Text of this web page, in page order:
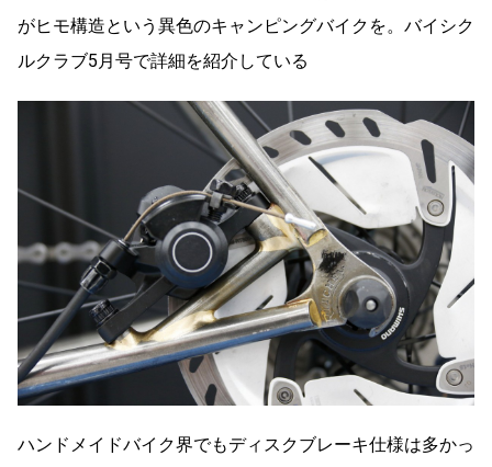
がヒモ構造という異色のキャンピングバイクを。バイシク
ルクラブ5月号で詳細を紹介している
ハンドメイドバイク界でもディスクブレーキ仕様は多かっ